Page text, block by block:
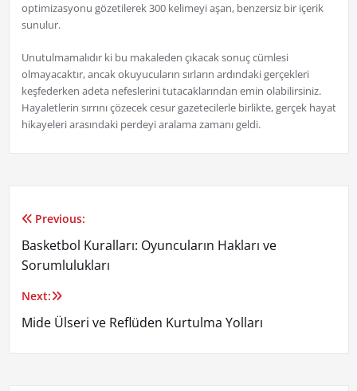
optimizasyonu gözetilerek 300 kelimeyi aşan, benzersiz bir içerik
sunulur.
Unutulmamalıdır ki bu makaleden çıkacak sonuç cümlesi
olmayacaktır, ancak okuyucuların sırların ardındaki gerçekleri
keşfederken adeta nefeslerini tutacaklarından emin olabilirsiniz.
Hayaletlerin sırrını çözecek cesur gazetecilerle birlikte, gerçek hayat
hikayeleri arasındaki perdeyi aralama zamanı geldi.
Yazı
gezinmesi
Previous:
Basketbol Kuralları: Oyuncuların Hakları ve
Sorumlulukları
Next:
Mide Ülseri ve Reflüden Kurtulma Yolları